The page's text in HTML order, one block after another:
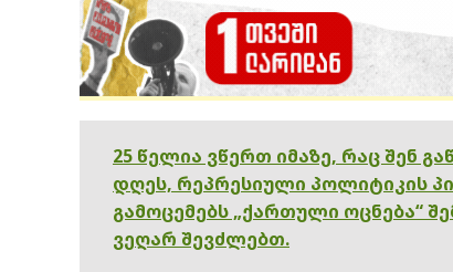
25 წელია ვწერთ იმაზე, რაც შენ
დღეს, რეპრესიული პოლიტიკის
გამოცემებს „ქართული ოცნება“
ვეღარ შევძლებთ.